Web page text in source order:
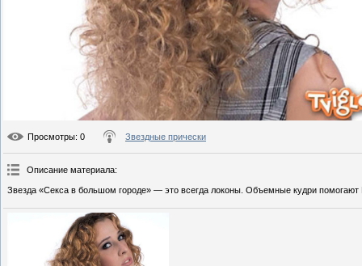
Просмотры: 0 Звездные прически
Описание материала:
Звезда «Секса в большом городе» — это всегда локоны. Объемные кудри